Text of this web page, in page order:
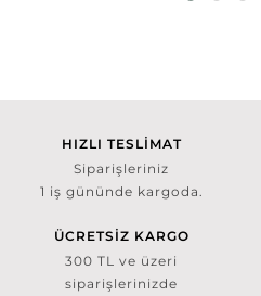
HIZLI TESLİMAT
Siparişleriniz
1 iş gününde kargoda.
ÜCRETSİZ KARGO
300 TL ve üzeri
siparişlerinizde